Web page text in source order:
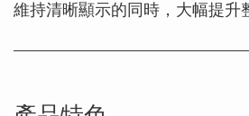
維持清晰顯示的同時，大幅提升